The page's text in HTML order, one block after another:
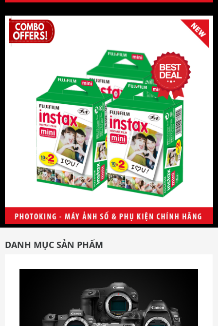
Saramonic
Cokin
Andbon
Boya
Boya
Tamron
TTArtisan
Yunteng
Samsung
DANH MỤC SẢN PHẨM